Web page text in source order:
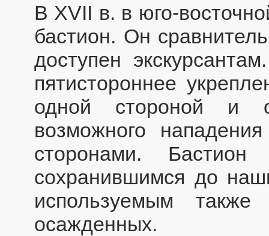
В XVII в. в юго-
бастион. Он
доступен
пятистороннее
одной стороной и
возможного
сторонами.
сохранившимся до
используемым
осажденных.